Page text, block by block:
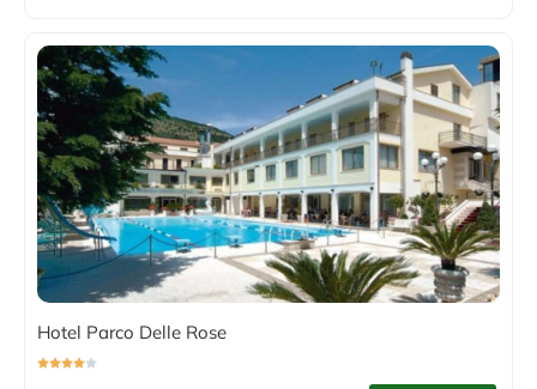
Hotel Parco Delle Rose